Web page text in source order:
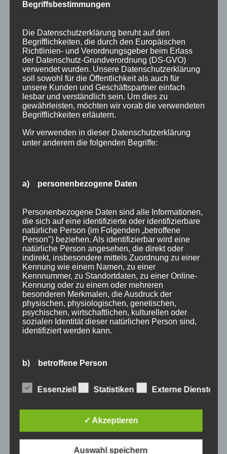
BERGBAHN UNLIMITED
Ausgezeichnet von KAYAK
Wir sind Mitglied bei
Stichworte
allgäuer alpen alpen angebot
Begriffsbestimmungen
Die Datenschutzerklärung beruht auf den
Begrifflichkeiten, die durch den Europäischen
Richtlinien- und Verordnungsgeber beim Erlass
der Datenschutz-Grundverordnung (DS-GVO)
verwendet wurden. Unsere Datenschutzerklärung
soll sowohl für die Öffentlichkeit als auch für
unsere Kunden und Geschäftspartner einfach
lesbar und verständlich sein. Um dies zu
gewährleisten, möchten wir vorab die verwendeten
Begrifflichkeiten erläutern.
Wir verwenden in dieser Datenschutzerklärung
unter anderem die folgenden Begriffe:
a) personenbezogene Daten
Personenbezogene Daten sind alle Informationen,
die sich auf eine identifizierte oder identifizierbare
natürliche Person (im Folgenden „betroffene
Person") beziehen. Als identifizierbar wird eine
natürliche Person angesehen, die direkt oder
indirekt, insbesondere mittels Zuordnung zu einer
Kennung wie einem Namen, zu einer
Kennnummer, zu Standortdaten, zu einer Online-
Kennung oder zu einem oder mehreren
besonderen Merkmalen, die Ausdruck der
physischen, physiologischen, genetischen,
psychischen, wirtschaftlichen, kulturellen oder
sozialen Identität dieser natürlichen Person sind,
identifiziert werden kann.
b) betroffene Person
Betroffene Person ist jede identifizierte oder
personenbezogene Daten von dem für die
Verarbeitung Verantwortlichen verarbeitet werden.
c) Verarbeitung
Essenziell Statistiken Externe Dienste
✓ Akzeptieren
Auswahl speichern